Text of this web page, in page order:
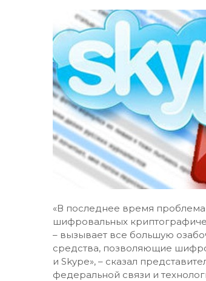
«В последнее время проблема
шифровальных
– вызывает все большую
средства, позволяющие
и Skype», – сказал
федеральной связи и